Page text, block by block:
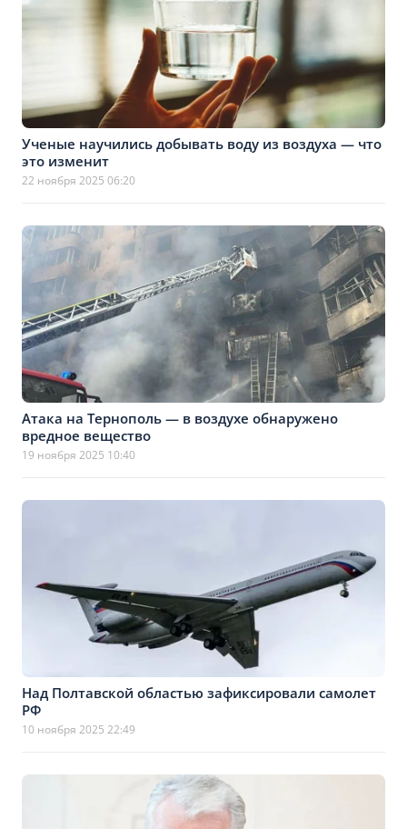
Ученые научились добывать воду из воздуха — что
это изменит
22 ноября 2025 06:20
Атака на Тернополь — в воздухе обнаружено
вредное вещество
19 ноября 2025 10:40
Над Полтавской областью зафиксировали самолет
РФ
10 ноября 2025 22:49